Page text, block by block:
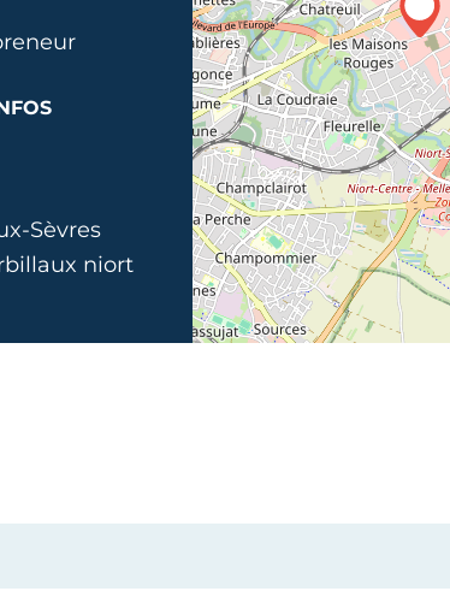
Sèvres
niort